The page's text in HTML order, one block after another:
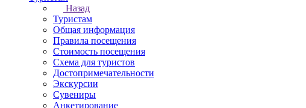
Назад
Туристам
Общая информация
Правила посещения
Стоимость посещения
Схема для туристов
Достопримечательности
Экскурсии
Сувениры
Анкетирование